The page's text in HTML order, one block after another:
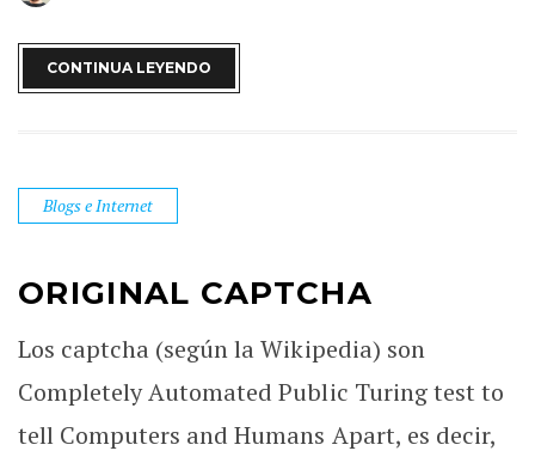
CONTINUA LEYENDO
Blogs e Internet
ORIGINAL CAPTCHA
Los captcha (según la Wikipedia) son
Completely Automated Public Turing test to
tell Computers and Humans Apart, es decir,